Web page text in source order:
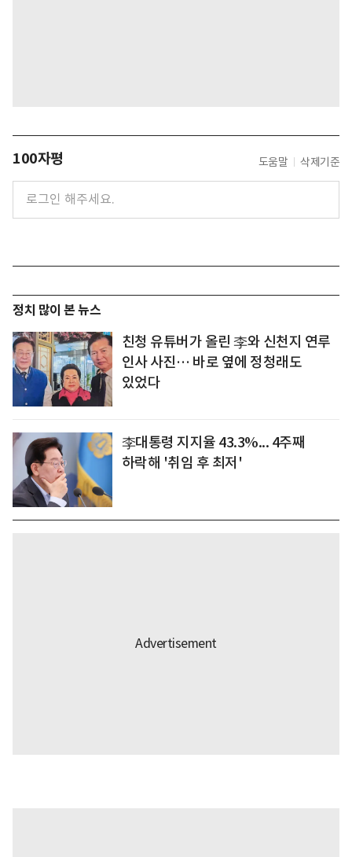
100자평 도움말 삭제기준
정치 많이 본 뉴스
친청 유튜버가 올린 李와 신천지 연루
인사 사진… 바로 옆에 정청래도
있었다
李대통령 지지율 43.3%... 4주째
하락해 '취임 후 최저'